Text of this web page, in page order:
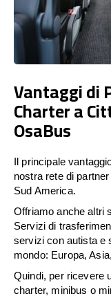
Vantaggi di
Charter a
OsaBus
Il principale
nostra rete di
Sud America.
Offriamo anche altri
Servizi di
servizi con autista e
mondo: Europa,
Quindi, per ricevere
charter, minibus o